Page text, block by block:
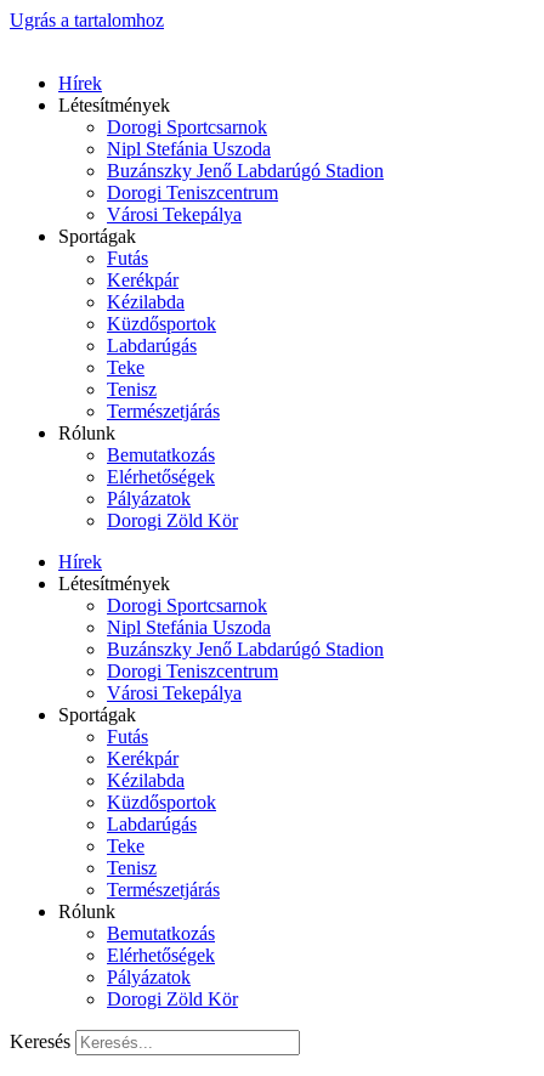
Ugrás a tartalomhoz
Hírek
Létesítmények
Dorogi Sportcsarnok
Nipl Stefánia Uszoda
Buzánszky Jenő Labdarúgó Stadion
Dorogi Teniszcentrum
Városi Tekepálya
Sportágak
Futás
Kerékpár
Kézilabda
Küzdősportok
Labdarúgás
Teke
Tenisz
Természetjárás
Rólunk
Bemutatkozás
Elérhetőségek
Pályázatok
Dorogi Zöld Kör
Hírek
Létesítmények
Dorogi Sportcsarnok
Nipl Stefánia Uszoda
Buzánszky Jenő Labdarúgó Stadion
Dorogi Teniszcentrum
Városi Tekepálya
Sportágak
Futás
Kerékpár
Kézilabda
Küzdősportok
Labdarúgás
Teke
Tenisz
Természetjárás
Rólunk
Bemutatkozás
Elérhetőségek
Pályázatok
Dorogi Zöld Kör
Keresés